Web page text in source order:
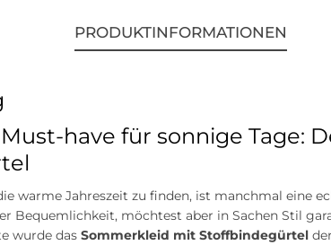
PRODUKTINFORMATIONEN
have für sonnige Tage:
warme Jahreszeit zu finden, ist manchmal eine
Bequemlichkeit, möchtest aber in Sachen Stil
wurde das Sommerkleid mit Stoffbindegürtel